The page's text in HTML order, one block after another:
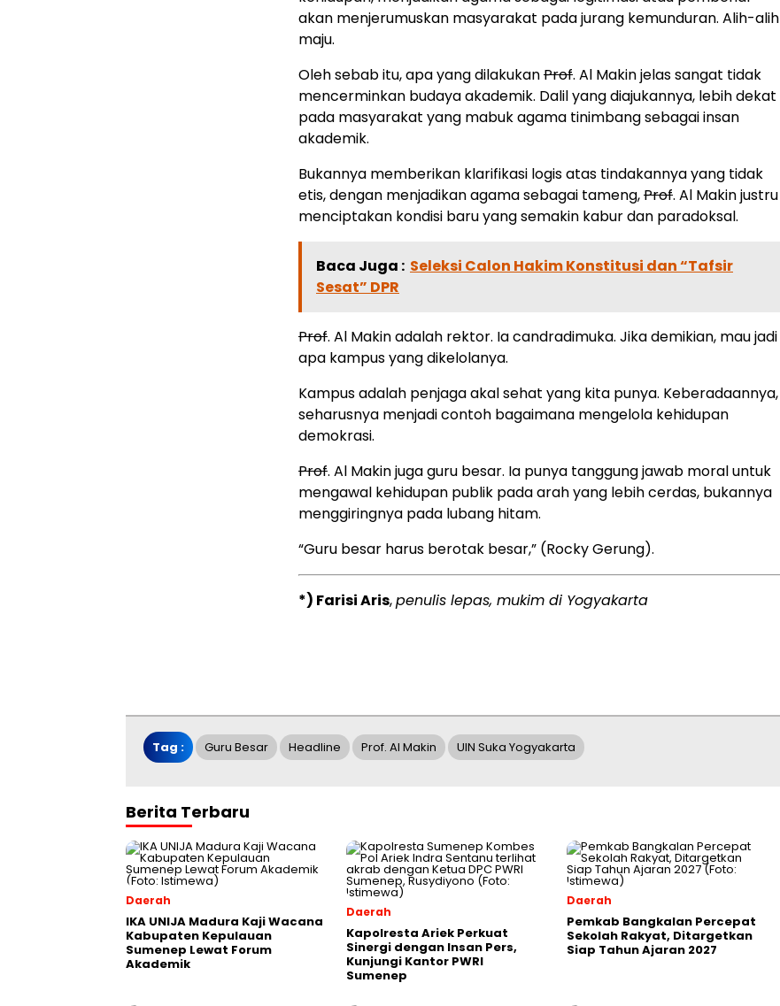
akan menjerumuskan masyarakat pada jurang kemunduran. Alih-alih
maju.
Oleh sebab itu, apa yang dilakukanProf. Al Makin jelas sangat tidak
mencerminkan budaya akademik. Dalil yang diajukannya, lebih dekat
pada masyarakat yang mabuk agama tinimbang sebagai insan
akademik.
Bukannya memberikan klarifikasi logis atas tindakannya yang tidak
etis, dengan menjadikan agama sebagai tameng,Prof. Al Makin justru
menciptakan kondisi baru yang semakin kabur dan paradoksal.
Baca Juga : Seleksi Calon Hakim Konstitusi dan “Tafsir
Sesat” DPR
Prof. Al Makin adalah rektor. Ia candradimuka. Jika demikian, mau jadi
apa kampus yang dikelolanya.
Kampus adalah penjaga akal sehat yang kita punya. Keberadaannya,
seharusnya menjadi contoh bagaimana mengelola kehidupan
demokrasi.
Prof. Al Makin juga guru besar. Ia punya tanggung jawab moral untuk
mengawal kehidupan publik pada arah yang lebih cerdas, bukannya
menggiringnya pada lubang hitam.
“Guru besar harus berotak besar,” (Rocky Gerung).
*) Farisi Aris,penulis lepas, mukim di Yogyakarta
Tag : Guru Besar Headline Prof. Al Makin UIN Suka Yogyakarta
Berita Terbaru
Daerah
IKA UNIJA Madura Kaji Wacana
Kabupaten Kepulauan
Sumenep Lewat Forum
Akademik
Daerah
Kapolresta Ariek Perkuat
Sinergi dengan Insan Pers,
Kunjungi Kantor PWRI
Sumenep
Daerah
Pemkab Bangkalan Percepat
Sekolah Rakyat, Ditargetkan
Siap Tahun Ajaran 2027